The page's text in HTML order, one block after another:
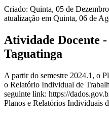
Criado: Quinta, 05 de
atualização em Quinta, 06 de
Atividade Docente
Taguatinga
A partir do semestre 2024.1, o
o Relatório Individual de
seguinte link: https://
Planos e Relatórios Individuais